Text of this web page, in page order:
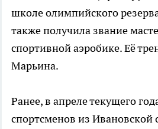
школе олимпийского
также получила звание
спортивной аэробике. Её
Марьина.
Ранее, в апреле текущего
спортсменов из Ивановской